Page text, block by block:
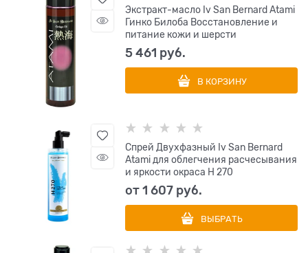
Экстракт-масло Iv San Bernard Atami
Гинко Билоба Восстановление и
питание кожи и шерсти
5 461 руб.
В КОРЗИНУ
Спрей Двухфазный Iv San Bernard
Atami для облегчения расчесывания
и яркости окраса Н 270
от1 607 руб.
ВЫБРАТЬ